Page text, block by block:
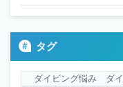
タグ
ダイビング悩み ダイ